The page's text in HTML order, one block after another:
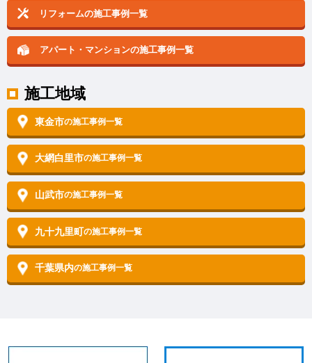
リフォームの施工事例一覧
アパート・マンションの施工事例一覧
施工地域
東金市の施工事例一覧
大網白里市の施工事例一覧
山武市の施工事例一覧
九十九里町の施工事例一覧
千葉県内の施工事例一覧